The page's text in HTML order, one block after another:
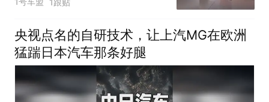
央视点名的自研技术，让上汽MG在欧洲
猛踹日本汽车那条好腿